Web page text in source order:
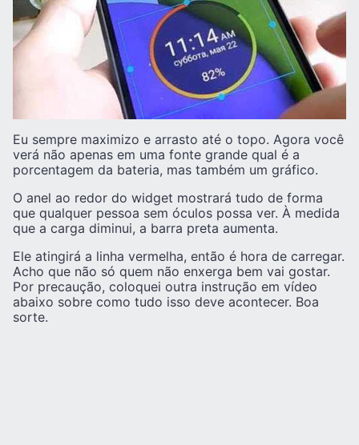
Eu sempre maximizo e arrasto até o topo. Agora você
verá não apenas em uma fonte grande qual é a
porcentagem da bateria, mas também um gráfico.
O anel ao redor do widget mostrará tudo de forma
que qualquer pessoa sem óculos possa ver. À medida
que a carga diminui, a barra preta aumenta.
Ele atingirá a linha vermelha, então é hora de carregar.
Acho que não só quem não enxerga bem vai gostar.
Por precaução, coloquei outra instrução em vídeo
abaixo sobre como tudo isso deve acontecer. Boa
sorte.